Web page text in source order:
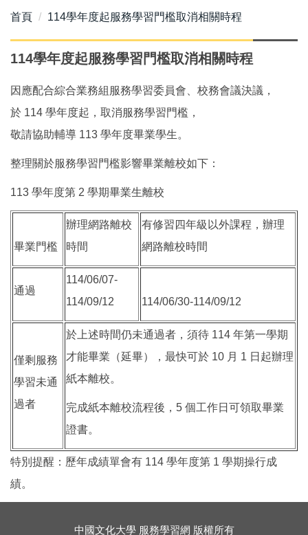
首頁 114學年度起服務學習門檻取消相關時程
114學年度起服務學習門檻取消相關時程
因應配合綜合業務組服務學習委員會、校務會議決議，
於 114 學年度起，取消服務學習門檻，
敬請協助輔導 113 學年度畢業學生。
整理關於服務學習門檻影響畢業離校如下：
113 學年度第 2 學期畢業生離校
畢業門檻
辦理網路離校
時間
有修習四年級以外課程，辦理
網路離校時間
通過
114/06/07-
114/09/12
114/06/30-114/09/12
僅剩服務
學習未通
過者
於上述時間仍未通過者，須待 114 年第一學期
才能畢業（延畢），最快可於 10 月 1 日起辦理
紙本離校。
完成紙本離校流程後，5 個工作日可領取畢業
證書。
特別提醒：歷年成績單會有 114 學年度第 1 學期操行成
績。
中國文化大學 服務學習網 版權所有